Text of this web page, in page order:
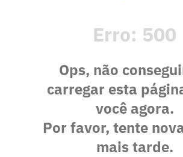
Erro: 500
Ops, não
carregar esta
você agora.
Por favor, tente
mais tarde.